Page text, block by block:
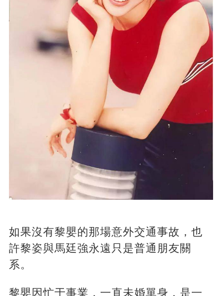
如果沒有黎嬰的那場意外交通事故，也
許黎姿與馬廷強永遠只是普通朋友關
系。
黎嬰因忙于事業，一直未婚單身，是一